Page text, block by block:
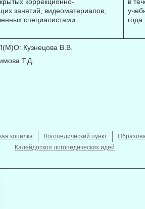
занятий, видеоматериалов,
специалистами.
года
Кузнецова В.В.
Т.Д.
копилка Логопедический пункт
Калейдоскоп логопедических идей